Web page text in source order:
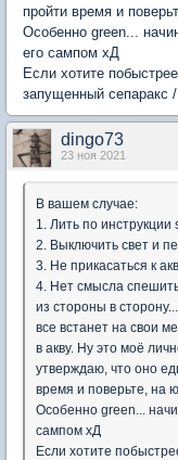
пройти время и
Особенно green...
его сампом хД
Если хотите
запущенный сепаракс
dingo73
23 ноя 2021
В вашем случае:
1. Лить по инструкции
2. Выключить свет и
3. Не прикасаться к
4. Нет смысла
из стороны в
все встанет на свои
в акву. Ну это моё
утверждаю, что оно
время и поверьте, на
Особенно green...
сампом хД
Если хотите